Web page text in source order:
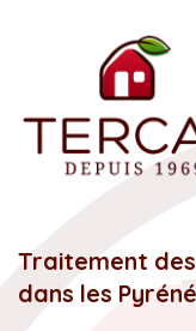
Traitement
dans les